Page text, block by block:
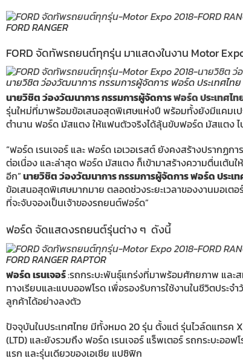
FORD RANGER
FORD จัดทัพรถยนต์ทุกรุ่น มาแสดงในงาน Motor
นายวิชิต ว่องวัฒนาการ กรรมการผู้จัดการ ฟอร์ด ประเทศไทย
นายวิชิต ว่องวัฒนาการ กรรมการผู้จัดการฟอร์ด ประเทศไท
รุ่นใหม่ที่มาพร้อมข้อเสนอสุดพิเศษแห่งปี พร้อมทั้งยังมีแคม
ตำนาน ฟอร์ด มัสแตง ให้แฟนตัวจริงได้ลุ้นขับฟอร์ด มัสแตง ไ
“ฟอร์ด เรนเจอร์ และ ฟอร์ด เอเวอเรสต์ ยังคงสร้างปรากฏก
ต่อเนื่อง และล่าสุด ฟอร์ด มัสแตง ก็เข้ามาสร้างความตื่นเต้
อีก”นายวิชิต ว่องวัฒนาการ กรรมการผู้จัดการ ฟอร์ด ประเท
ข้อเสนอสุดพิเศษมากมาย ตลอดช่วงระยะเวลาของงานมอเตอ
ที่จะจับจองเป็นเจ้าของรถยนต์ฟอร์ด”
ฟอร์ด จัดแสดงรถยนต์รุ่นต่าง ๆ ดังนี้
FORD RANGER RAPTOR
ฟอร์ด เรนเจอร์:รถกระบะพันธุ์แกร่งที่มาพร้อมศักยภาพ และ
ทางเรียบและแบบออฟโรด เพื่อรองรับการใช้งานในชีวิตประ
ลูกค้าได้อย่างลงตัว
ปัจจุบันในประเทศไทย มีทั้งหมด 20 รุ่น ตั้งแต่ รุ่นไวล์ดแทรค
(LTD) และยังรวมถึง ฟอร์ด เรนเจอร์ แร็พเตอร์ รถกระบะออ
แรก และรุ่นเดียวของเอเชีย แปซิฟิก